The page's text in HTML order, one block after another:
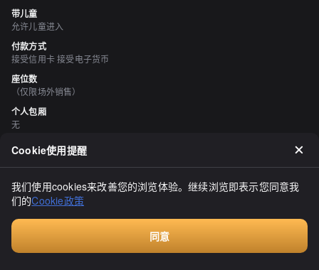
带儿童
允许儿童进入
付款方式
接受信用卡 接受电子货币
座位数
（仅限场外销售）
个人包厢
无
吸烟与禁烟
所有座位均禁止吸烟
有
空间与设备
时尚的空间
Cookie使用提醒
我们使用cookies来改善您的浏览体验。继续浏览即表示您同意我
们的Cookie政策
同意